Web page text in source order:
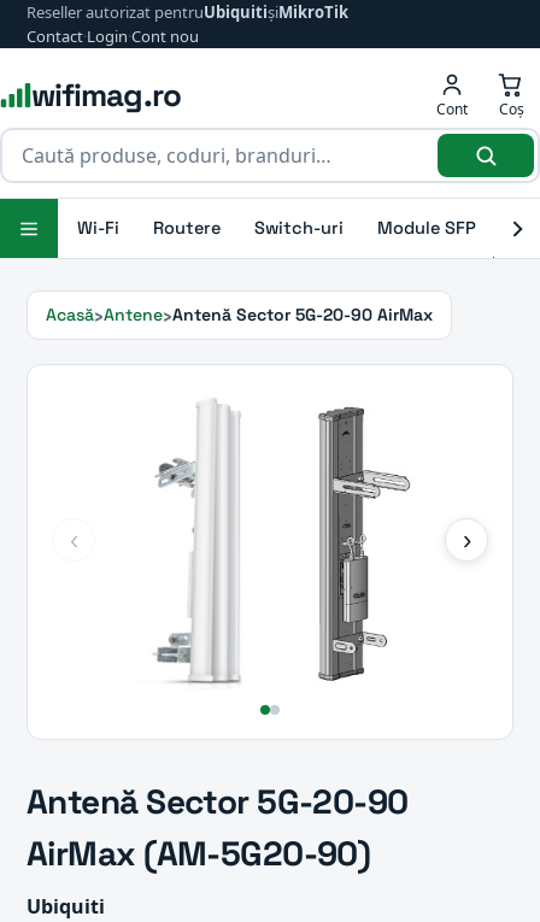
Reseller autorizat pentruUbiquitișiMikroTik
Contact·Login·Cont nou
wifimag.ro Cont Coș
Wi-Fi Routere Switch-uri Module SFP
Acasă Antene Antenă Sector 5G-20-90 AirMax
‹ ›
Antenă Sector 5G-20-90
AirMax (AM-5G20-90)
Ubiquiti